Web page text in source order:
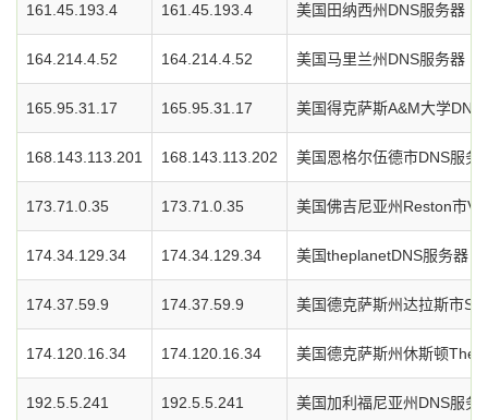
161.45.193.4 161.45.193.4 美国田纳西州DNS服务器
164.214.4.52 164.214.4.52 美国马里兰州DNS服务器
165.95.31.17 165.95.31.17 美国得克萨斯A&M大学DNS
168.143.113.201 168.143.113.202 美国恩格尔伍德市DNS服务
173.71.0.35 173.71.0.35 美国佛吉尼亚州Reston市
174.34.129.34 174.34.129.34 美国theplanetDNS服务器
174.37.59.9 174.37.59.9 美国德克萨斯州达拉斯市
174.120.16.34 174.120.16.34 美国德克萨斯州休斯顿
192.5.5.241 192.5.5.241 美国加利福尼亚州DNS服务